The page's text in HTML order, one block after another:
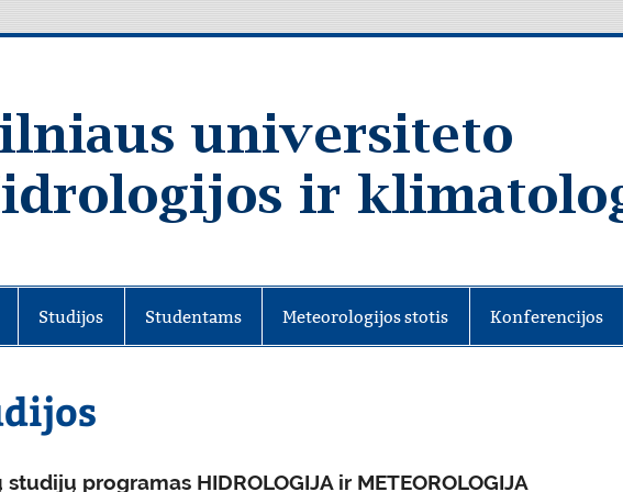
Studijos Studentams Meteorologijos stotis Konferencijos
programas HIDROLOGIJA ir METEOROLOGIJA